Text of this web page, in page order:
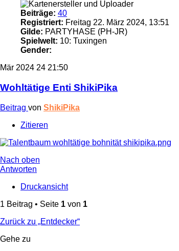
Beiträge: 40
Registriert: Freitag 22. März 2024, 13:51
Gilde: PARTYHASE (PH-JR)
Spielwelt: 10: Tuxingen
Gender:
Mär 2024 24 21:50
Wohltätige Enti ShikiPika
Beitrag von ShikiPika
Zitieren
Nach oben
Antworten
Druckansicht
1 Beitrag • Seite 1 von 1
Zurück zu „Entdecker“
Gehe zu